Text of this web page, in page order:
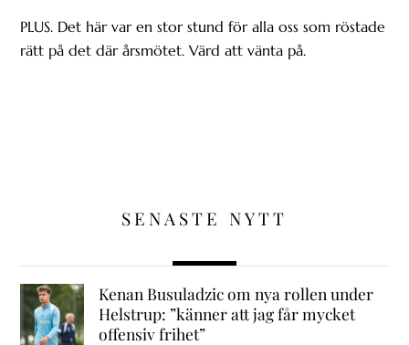
PLUS. Det här var en stor stund för alla oss som röstade
rätt på det där årsmötet. Värd att vänta på.
SENASTE NYTT
Kenan Busuladzic om nya rollen under
Helstrup: ”känner att jag får mycket
offensiv frihet”